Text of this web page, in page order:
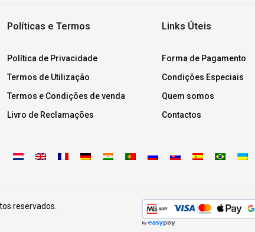
Políticas e Termos
Política de Privacidade
Termos de Utilização
Termos e Condições de venda
Livro de Reclamações
Links Úteis
Forma de Pagamento
Condições Especiais
Quem somos
Contactos
reservados.